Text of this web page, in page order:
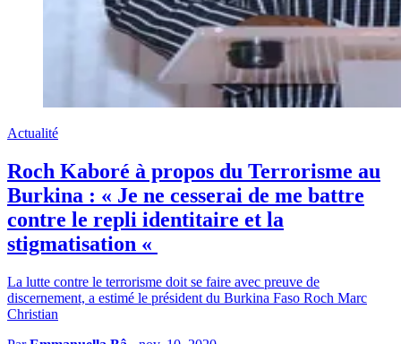
Actualité
Roch Kaboré à propos du Terrorisme au
Burkina : « Je ne cesserai de me battre
contre le repli identitaire et la
stigmatisation «
La lutte contre le terrorisme doit se faire avec preuve de
discernement, a estimé le président du Burkina Faso Roch Marc
Christian